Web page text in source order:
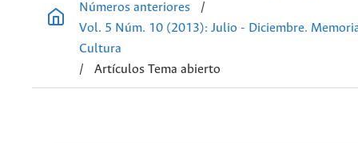
Números anteriores
/
Vol. 5 Núm. 10 (2013): Julio - Diciembre.
Cultura
/
Artículos Tema abierto